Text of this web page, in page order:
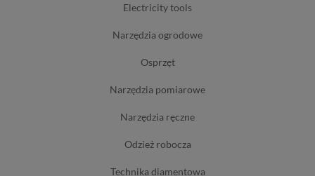
electricity tools
narzędzia ogrodowe
osprzęt
narzędzia pomiarowe
narzędzia ręczne
odzież robocza
technika diamentowa